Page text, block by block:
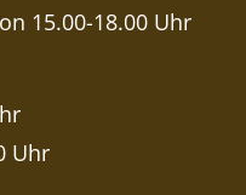
15.00-18.00 Uhr
Uhr